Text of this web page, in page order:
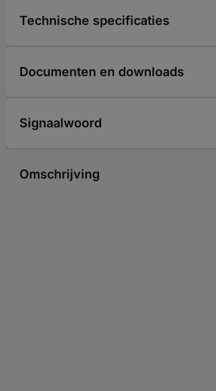
Technische specificaties
Documenten en downloads
Signaalwoord
Omschrijving